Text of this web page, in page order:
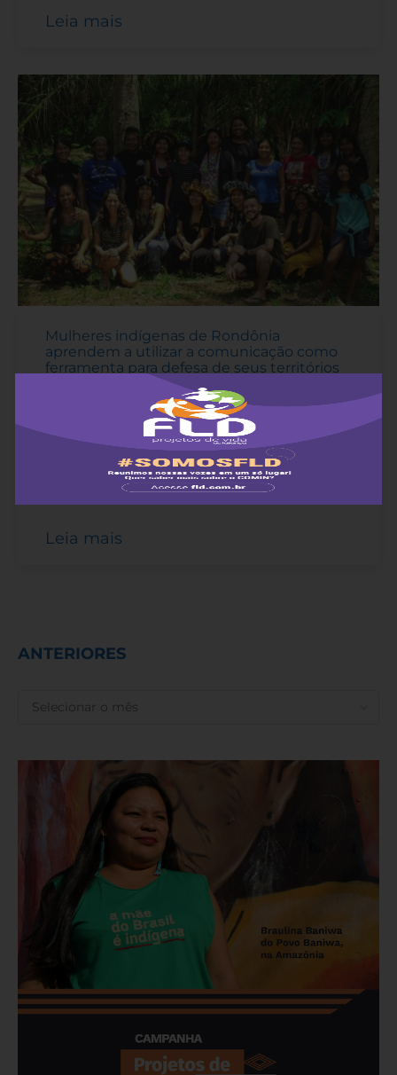
Leia mais
Mulheres indígenas de Rondônia
aprendem a utilizar a comunicação como
ferramenta para defesa de seus territórios
9 de novembro de 2022-
Treze mulheres participaram da Oficina de
Comunicação para mulheres indígenas de
Rondônia, entre os dias 4 e 6 de novembro,
promovida pela AGIR em parceria com FLD-
Leia mais
ANTERIORES